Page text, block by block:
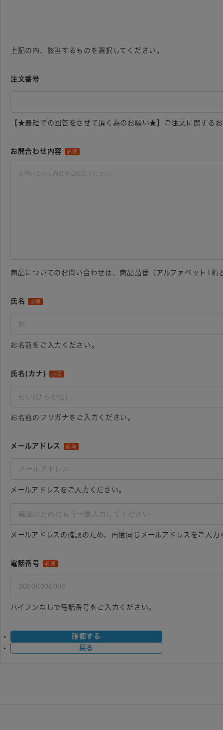
上記の内、該当するものを選択してください。
注文番号
【★最短での回答をさせて頂く為のお願い★】ご注文に関する
お問合わせ内容 必須
商品についてのお問い合わせは、商品品番（アルファベット1桁
氏名 必須
お名前をご入力ください。
氏名(カナ) 必須
お名前のフリガナをご入力ください。
メールアドレス 必須
メールアドレスをご入力ください。
メールアドレスの確認のため、再度同じメールアドレスをご入力
電話番号 必須
ハイフンなしで電話番号をご入力ください。
戻る
確認する